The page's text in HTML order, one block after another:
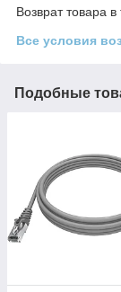
Возврат товара
Все условия
Подобные